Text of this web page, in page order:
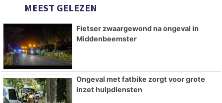
MEEST GELEZEN
Fietser zwaargewond na ongeval in
Middenbeemster
Ongeval met fatbike zorgt voor grote
inzet hulpdiensten